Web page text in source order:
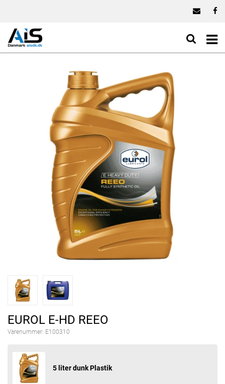
EUROL E-HD REEO
Varenummer: E100310
5 liter dunk Plastik